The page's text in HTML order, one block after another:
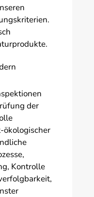
der
ökologischer
Kontrolle